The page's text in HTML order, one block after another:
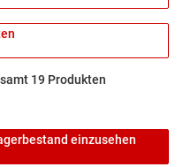
19 Produkten
einzusehen